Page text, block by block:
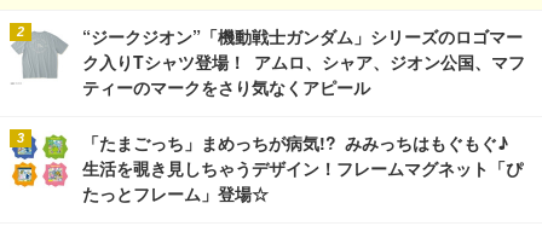
“ジークジオン”「機動戦士ガンダム」シリーズのロゴマー
ク入りTシャツ登場！ アムロ、シャア、ジオン公国、マフ
ティーのマークをさり気なくアピール
「たまごっち」まめっちが病気!? みみっちはもぐもぐ♪
生活を覗き見しちゃうデザイン！フレームマグネット「ぴ
たっとフレーム」登場☆